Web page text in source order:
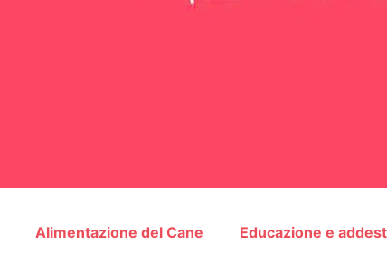
Alimentazione del Cane Educazione e